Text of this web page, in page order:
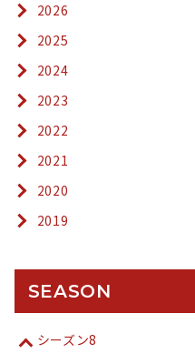
2026
2025
2024
2023
2022
2021
2020
2019
SEASON
シーズン8